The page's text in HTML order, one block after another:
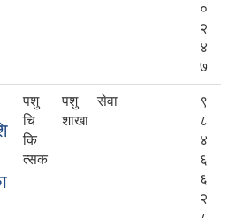
०
२
४
७
पशु
चि
कि
त्सक
पशु सेवा
शाखा
९
८
४
६
६
२